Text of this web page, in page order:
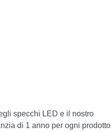
specchi LED e il nostro
di 1 anno per ogni prodotto